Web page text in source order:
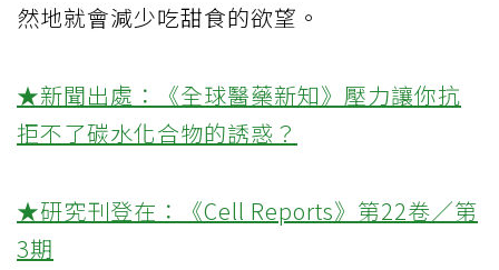
然地就會減少吃甜食的欲望。
★新聞出處：《全球醫藥新知》壓力讓你抗
拒不了碳水化合物的誘惑？
★研究刊登在：《Cell Reports》第22卷／第
3期